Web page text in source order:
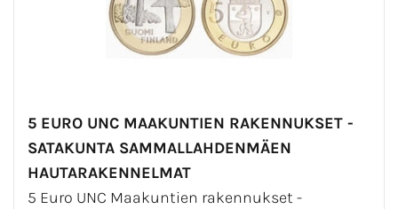
5 EURO UNC MAAKUNTIEN RAKENNUKSET -
SATAKUNTA SAMMALLAHDENMÄEN
HAUTARAKENNELMAT
5 Euro UNC Maakuntien rakennukset -